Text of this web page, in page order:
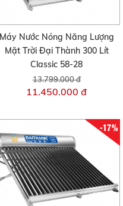
Máy Nước Nóng Năng Lượng
Mặt Trời Đại Thành 300 Lít
Classic 58-28
13.799.000 đ
11.450.000 đ
-17%